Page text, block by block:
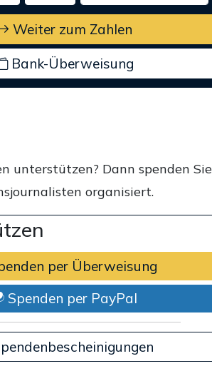
Weiter zum Zahlen
Bank-Überweisung
Dann spenden
organisiert.
per Überweisung
Spenden per PayPal